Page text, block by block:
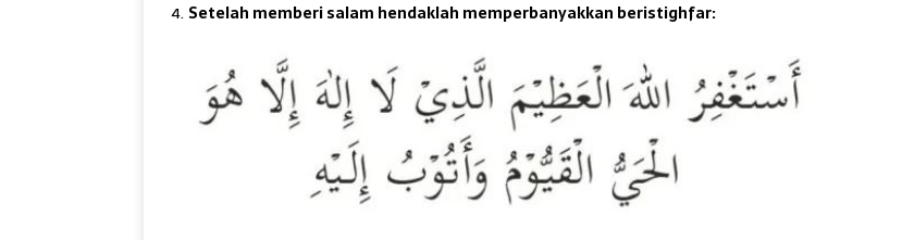
4. Setelah memberi salam hendaklah memperbanyakkan beristighfar: